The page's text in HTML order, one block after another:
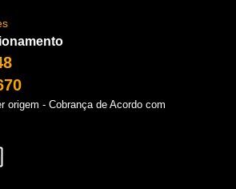
origem - Cobrança de Acordo com